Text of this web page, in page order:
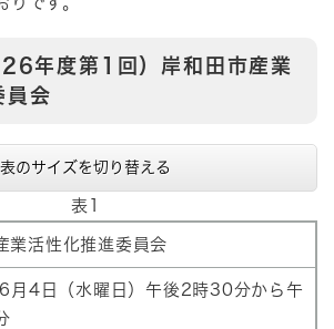
年度第1回）岸和田市産業
員会
表のサイズを切り替える
業活性化推進委員会
月4日（水曜日）午後2時30分から午
表1